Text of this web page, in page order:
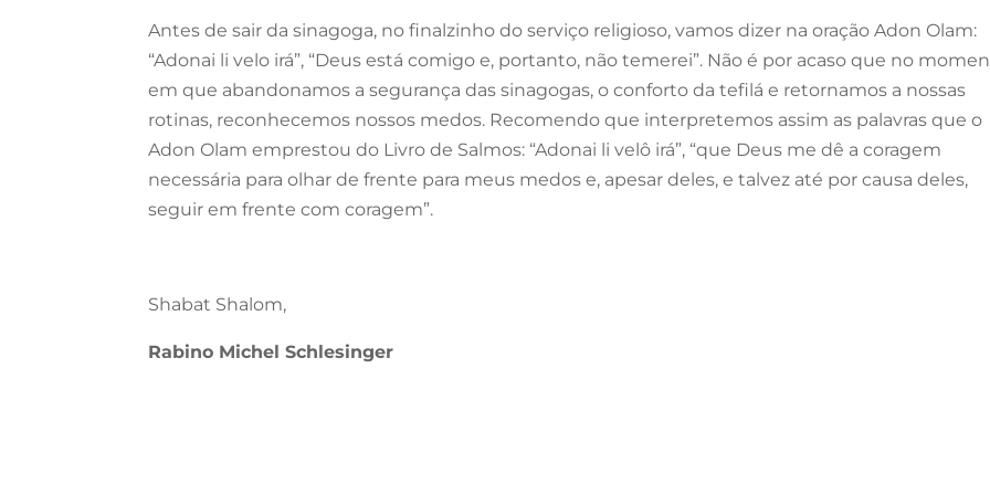
Antes de sair da sinagoga, no finalzinho do serviço religioso, vamos dizer na oração Adon Olam:
“Adonai li velo irá”, “Deus está comigo e, portanto, não temerei”. Não é por acaso que no
em que abandonamos a segurança das sinagogas, o conforto da tefilá e retornamos a nossas
rotinas, reconhecemos nossos medos. Recomendo que interpretemos assim as palavras que o
Adon Olam emprestou do Livro de Salmos: “Adonai li velô irá”, “que Deus me dê a coragem
necessária para olhar de frente para meus medos e, apesar deles, e talvez até por causa deles,
seguir em frente com coragem”.
Shabat Shalom,
Rabino Michel Schlesinger